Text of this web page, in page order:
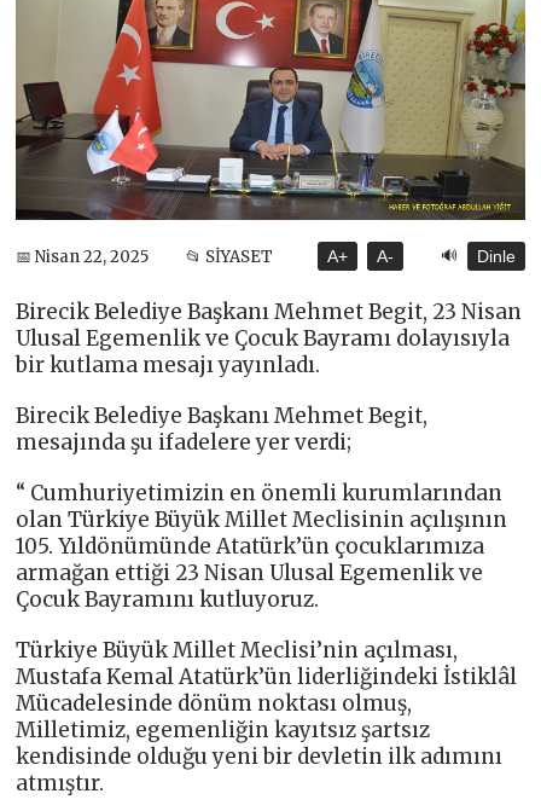
📅 Nisan 22, 2025 📂 SİYASET A+ A- 🔊 Dinle
Birecik Belediye Başkanı Mehmet Begit, 23 Nisan
Ulusal Egemenlik ve Çocuk Bayramı dolayısıyla
bir kutlama mesajı yayınladı.
Birecik Belediye Başkanı Mehmet Begit,
mesajında şu ifadelere yer verdi;
“ Cumhuriyetimizin en önemli kurumlarından
olan Türkiye Büyük Millet Meclisinin açılışının
105. Yıldönümünde Atatürk’ün çocuklarımıza
armağan ettiği 23 Nisan Ulusal Egemenlik ve
Çocuk Bayramını kutluyoruz.
Türkiye Büyük Millet Meclisi’nin açılması,
Mustafa Kemal Atatürk’ün liderliğindeki İstiklâl
Mücadelesinde dönüm noktası olmuş,
Milletimiz, egemenliğin kayıtsız şartsız
kendisinde olduğu yeni bir devletin ilk adımını
atmıştır.